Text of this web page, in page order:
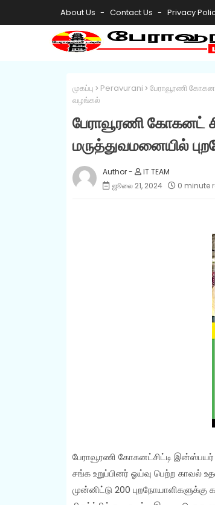
About Us Contact Us Privacy
முகப்பு Peravurani
பேராவூரணி
வழங்கல்
பேராவூரணி கோகனட்
மருத்துவமனையில்
IT TEAM
ஜூலை 21, 2024
0 minute
பேராவூரணி கோகனட்சிட்டி
சங்க உறுப்பினர் ஓய்வு பெற்ற
முன்னிட்டு 200